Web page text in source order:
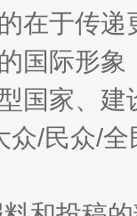
除
在于传
国际形
国家、
众/民众/